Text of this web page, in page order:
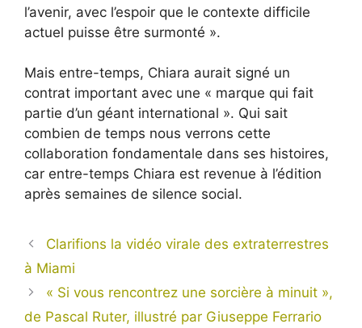
l’avenir, avec l’espoir que le contexte difficile
actuel puisse être surmonté ».
Mais entre-temps, Chiara aurait signé un
contrat important avec une « marque qui fait
partie d’un géant international ». Qui sait
combien de temps nous verrons cette
collaboration fondamentale dans ses histoires,
car entre-temps Chiara est revenue à l’édition
après semaines de silence social.
Clarifions la vidéo virale des extraterrestres
à Miami
« Si vous rencontrez une sorcière à minuit »,
de Pascal Ruter, illustré par Giuseppe Ferrario